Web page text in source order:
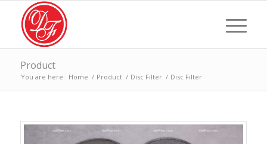
Product
You are here: Home / Product / Disc Filter / Disc Filter